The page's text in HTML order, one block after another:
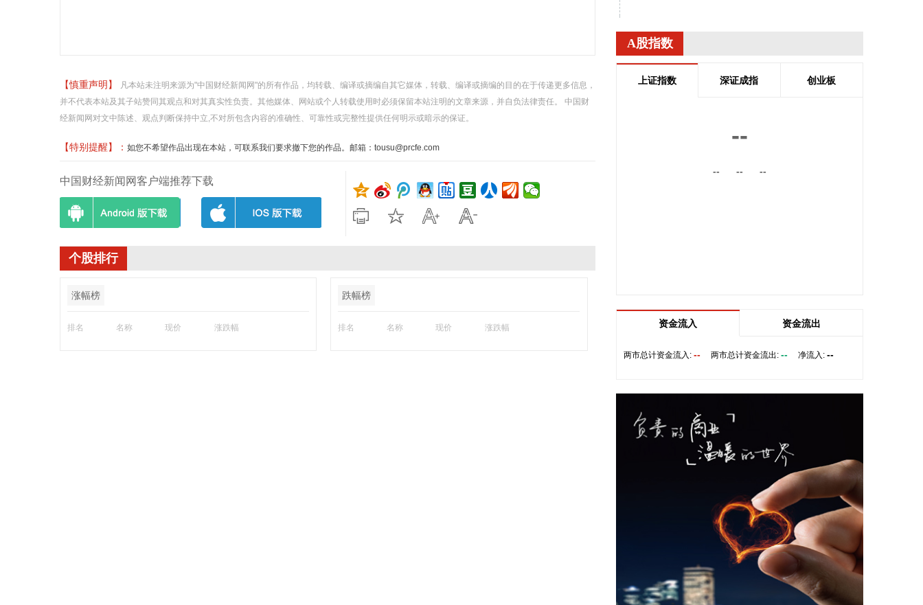
【慎重声明】
凡本站未注明来源为"中国财经新闻网"的所有作品，均转载、编译或摘编自其它媒体，转载、编译或摘编的目的在于传递更多信息，
并不代表本站及其子站赞同其观点和对其真实性负责。其他媒体、网站或个人转载使用时必须保留本站注明的文章来源，并自负法律责任。 中国财
经新闻网对文中陈述、观点判断保持中立,不对所包含内容的准确性、可靠性或完整性提供任何明示或暗示的保证。
【特别提醒】： 如您不希望作品出现在本站，可联系我们要求撤下您的作品。邮箱：tousu@prcfe.com
中国财经新闻网客户端推荐下载
个股排行
涨幅榜
排名 名称 现价 涨跌幅
跌幅榜
排名 名称 现价 涨跌幅
《北京经济技术开发区关于支持词元驱动智能经济高
质量发展的若干措施（试行）》（下称“词元十
条”）。词元十条明确，在芯片侧将加大推理专用芯片
监管沙盒机制创新，鼓励具身智能、自动驾驶、医疗
基础的数据定价模式。通过打造全要素保障体系，为
2026-08-07 12:29:22
记者获悉，8月6日，阿里巴巴视频生成大模型Wan
四种基础模态之外，首次支持doc、xls、ppt、pdf、
md等文档格式输入等。 据了解，Wan3.0还有智能时
长功能，可根据提示词自动推荐合适时长。
港股午间收盘，恒生指数涨0.15%，恒生科技指数涨
0.34%。PCB概念走强，鼎泰高科、胜宏科技涨超
11%，广合科技涨超10%，建滔积层板涨近10%。大
模型股大涨，MINIMAX-W、智谱涨超17%。
2026-08-07 12:12:32
据齐心集团消息，近日，齐心集团中选长安汽车电子
A股指数
上证指数 深证成指 创业板
--
-- -- --
资金流入 资金流出
两市总计资金流入: -- 两市总计资金流出: -- 净流入: --